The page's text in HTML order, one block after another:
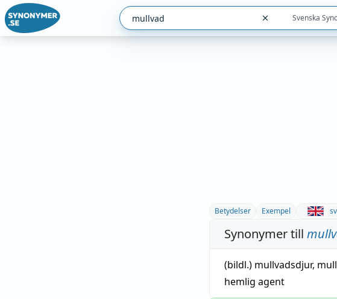
Svenska
Betydelser Exempel
Synonymer till
(bildl.) mullvadsdjur,
hemlig agent